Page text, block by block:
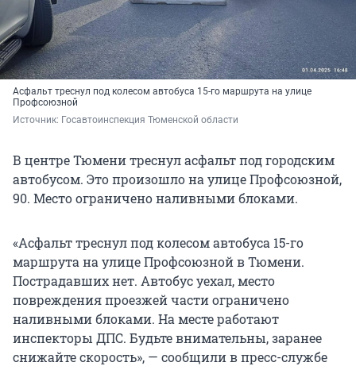
Асфальт треснул под колесом автобуса 15-го маршрута на улице
Профсоюзной
Источник: Госавтоинспекция Тюменской области
В центре Тюмени треснул асфальт под городским
автобусом. Это произошло на улице Профсоюзной,
90. Место ограничено наливными блоками.
«Асфальт треснул под колесом автобуса 15-го
маршрута на улице Профсоюзной в Тюмени.
Пострадавших нет. Автобус уехал, место
повреждения проезжей части ограничено
наливными блоками. На месте работают
инспекторы ДПС. Будьте внимательны, заранее
снижайте скорость», — сообщили в пресс-службе